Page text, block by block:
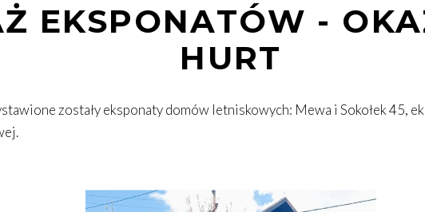
EKSPONATÓW -
HURT
zostały eksponaty domów letniskowych: Mewa i Sokołek 45,